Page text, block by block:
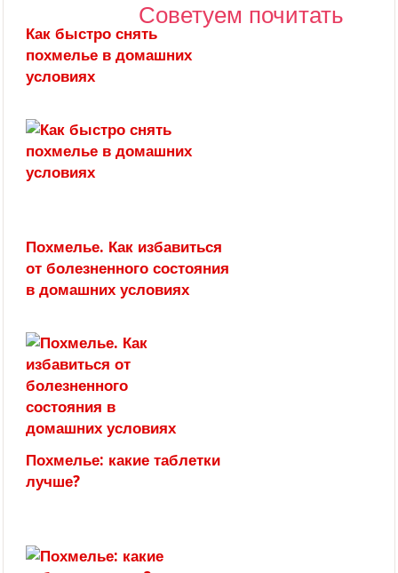
Советуем почитать
Как быстро снять
похмелье в домашних
условиях
Похмелье. Как избавиться
от болезненного состояния
в домашних условиях
Похмелье: какие таблетки
лучше?